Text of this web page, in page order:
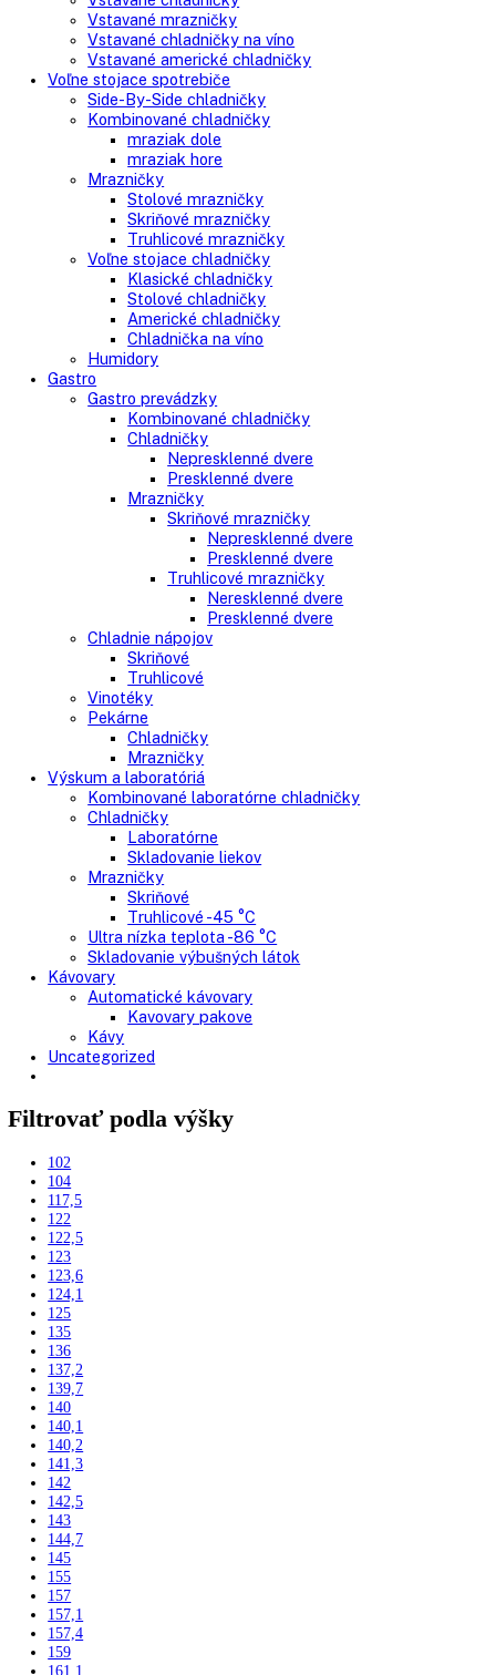
Filtrovať
Zoradiť:
Neboli nájdené žiadne produkty zodpovedajúce vášmu výberu.
Kategórie
Vstavané spotrebiče
Vstavané kombinované chladničky
Vstavané chladničky
Vstavané mrazničky
Vstavané chladničky na víno
Vstavané americké chladničky
Voľne stojace spotrebiče
Side-By-Side chladničky
Kombinované chladničky
mraziak dole
mraziak hore
Mrazničky
Stolové mrazničky
Skriňové mrazničky
Truhlicové mrazničky
Voľne stojace chladničky
Klasické chladničky
Stolové chladničky
Americké chladničky
Chladnička na víno
Humidory
Gastro prevádzky
Kombinované chladničky
Chladničky
Nepresklenné dvere
Presklenné dvere
Mrazničky
Skriňové mrazničky
Nepresklenné dvere
Truhlicové mrazničky
Neresklenné dvere
Presklenné dvere
Chladnie nápojov
Skriňové
Truhlicové
Vinotéky
Pekárne
Výskum a laboratóriá
Kávovary
Uncategorized
Filtrovať podla výšky
102
104
117,5
122
122,5
123